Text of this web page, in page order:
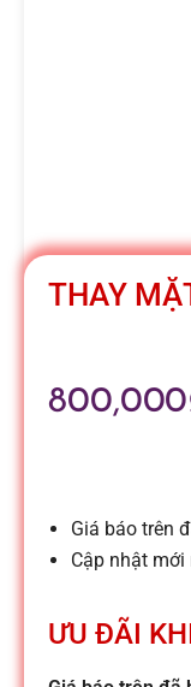
o
b
l
e
-
S
THAY
800,000
Giá báo trên
Cập nhật
ƯU ĐÃI